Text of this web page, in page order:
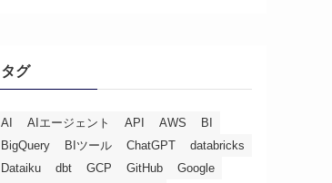
タグ
AI AIエージェント API AWS
BI
BigQuery
BIツール ChatGPT
databricks
Dataiku
dbt GCP GitHub
Google